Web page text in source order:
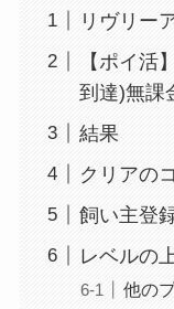
リヴリー
【ポイ活
到達)無課
結果
クリアの
飼い主登
レベルの
他の